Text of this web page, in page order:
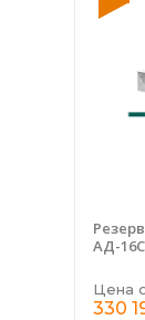
АД-
Цена
330